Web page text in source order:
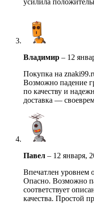
Владимир – 12
Покупка на
Возможно падение
по качеству и
доставка —
Павел – 12 января,
Впечатлен уровнем
Опасно. Возможно
соответствует
качества. Простой